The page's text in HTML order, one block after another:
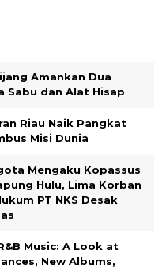
Amankan Dua
Sabu dan Alat Hisap
Riau Naik Pangkat
Misi Dunia
Mengaku Kopassus
Hulu, Lima Korban
PT NKS Desak
Music: A Look at
New Albums,